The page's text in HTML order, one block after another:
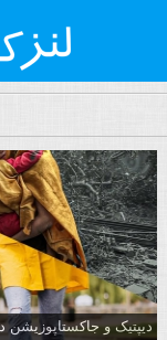
دیپتیک و